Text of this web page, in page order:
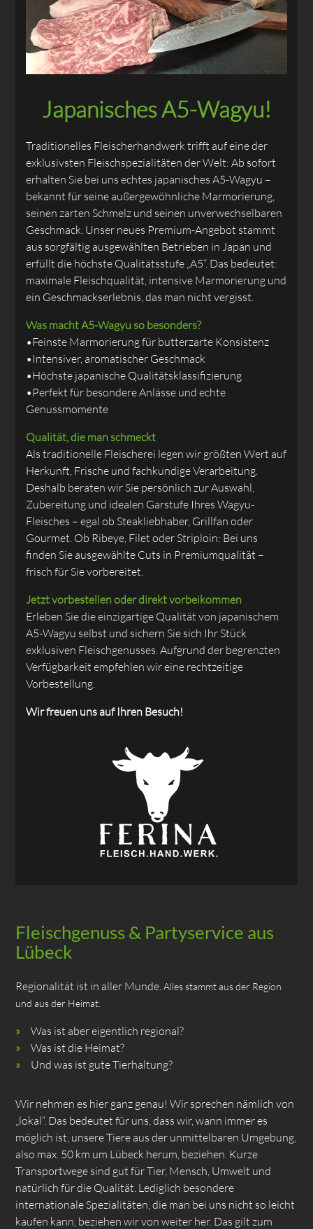
Japanisches A5-Wagyu!
Traditionelles Fleischerhandwerk trifft auf eine der
exklusivsten Fleischspezialitäten der Welt: Ab sofort
erhalten Sie bei uns echtes japanisches A5-Wagyu –
bekannt für seine außergewöhnliche Marmorierung,
seinen zarten Schmelz und seinen unverwechselbaren
Geschmack. Unser neues Premium-Angebot stammt
aus sorgfältig ausgewählten Betrieben in Japan und
erfüllt die höchste Qualitätsstufe „A5“. Das bedeutet:
maximale Fleischqualität, intensive Marmorierung und
ein Geschmackserlebnis, das man nicht vergisst.
Was macht A5-Wagyu so besonders?
•Feinste Marmorierung für butterzarte Konsistenz
•Intensiver, aromatischer Geschmack
•Höchste japanische Qualitätsklassifizierung
•Perfekt für besondere Anlässe und echte
Genussmomente
Qualität, die man schmeckt
Als traditionelle Fleischerei legen wir größten Wert auf
Herkunft, Frische und fachkundige Verarbeitung.
Deshalb beraten wir Sie persönlich zur Auswahl,
Zubereitung und idealen Garstufe Ihres Wagyu-
Fleisches – egal ob Steakliebhaber, Grillfan oder
Gourmet. Ob Ribeye, Filet oder Striploin: Bei uns
finden Sie ausgewählte Cuts in Premiumqualität –
frisch für Sie vorbereitet.
Jetzt vorbestellen oder direkt vorbeikommen
Erleben Sie die einzigartige Qualität von japanischem
A5-Wagyu selbst und sichern Sie sich Ihr Stück
exklusiven Fleischgenusses. Aufgrund der begrenzten
Verfügbarkeit empfehlen wir eine rechtzeitige
Vorbestellung.
Wir freuen uns auf Ihren Besuch!
Fleischgenuss & Partyservice aus
Lübeck
Regionalität ist in aller Munde.Alles stammt aus der Region
und aus der Heimat.
Was ist aber eigentlich regional?
Was ist die Heimat?
Und was ist gute Tierhaltung?
Wir nehmen es hier ganz genau! Wir sprechen nämlich von
„lokal“. Das bedeutet für uns, dass wir, wann immer es
möglich ist, unsere Tiere aus der unmittelbaren Umgebung,
also max. 50 km um Lübeck herum, beziehen. Kurze
Transportwege sind gut für Tier, Mensch, Umwelt und
natürlich für die Qualität. Lediglich besondere
internationale Spezialitäten, die man bei uns nicht so leicht
kaufen kann, beziehen wir von weiter her. Das gilt zum